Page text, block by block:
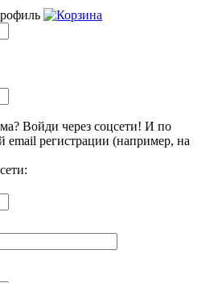
Войди через соцсети! И по
email регистрации (например, на